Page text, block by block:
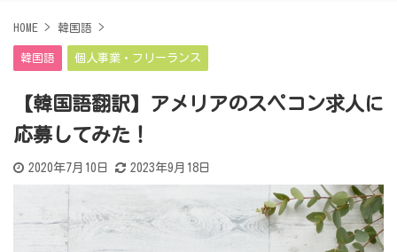
HOME > 韓国語 >
韓国語 個人事業・フリーランス
【韓国語翻訳】アメリアのスペコン求人に
応募してみた！
2020年7月10日 2023年9月18日